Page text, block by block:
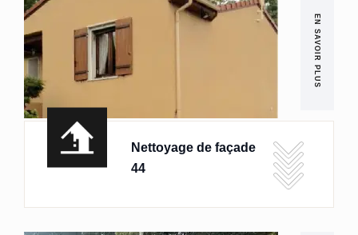
EN SAVOIR PLUS
Nettoyage de façade
44